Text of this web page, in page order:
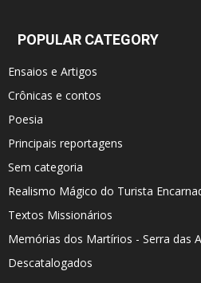
POPULAR CATEGORY
Ensaios e Artigos
Crônicas e contos
Poesia
Principais reportagens
Sem categoria
Realismo Mágico do Turista
Textos Missionários
Memórias dos Martí­rios - Serra das
Descatalogados